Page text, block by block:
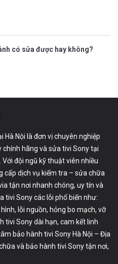
có sửa được hay không?
Nội là đơn vị chuyên nghiệp
hãng và sửa tivi Sony tại
đội ngũ kỹ thuật viên nhiều
cấp dịch vụ kiểm tra – sửa chữa
tận nơi nhanh chóng, uy tín và
tivi Sony các lỗi phổ biến như:
lỗi nguồn, hỏng bo mạch, vỡ
tivi Sony dài hạn, cam kết linh
bảo hành tivi Sony Hà Nội – Địa
và bảo hành tivi Sony tận nơi,